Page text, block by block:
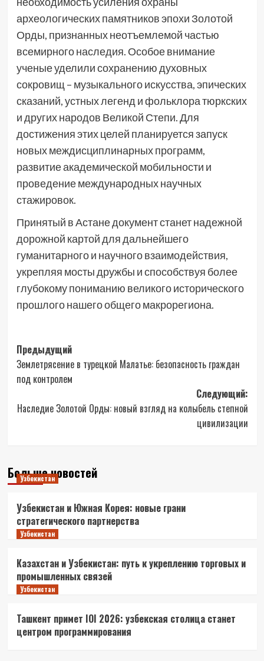
археологических памятников эпохи Золотой
Орды, признанных неотъемлемой частью
всемирного наследия. Особое внимание
ученые уделили сохранению духовных
сокровищ – музыкального искусства, эпических
сказаний, устных легенд и фольклора тюркских
и других народов Великой Степи. Для
достижения этих целей планируется запуск
новых междисциплинарных программ,
развитие академической мобильности и
проведение международных научных
стажировок.
Принятый в Астане документ станет надежной
дорожной картой для дальнейшего
гуманитарного и научного взаимодействия,
укрепляя мосты дружбы и способствуя более
глубокому пониманию великого исторического
прошлого нашего общего макрорегиона.
Навигация
записи
Предыдущий
Землетрясение в турецкой Малатье: безопасность граждан
под контролем
Следующий:
Наследие Золотой Орды: новый взгляд на колыбель степной
цивилизации
Больше новостей
Узбекистан
Узбекистан и Южная Корея: новые грани
стратегического партнерства
Узбекистан
Казахстан и Узбекистан: путь к укреплению торговых и
промышленных связей
Узбекистан
Ташкент примет IOI 2026: узбекская столица станет
центром программирования